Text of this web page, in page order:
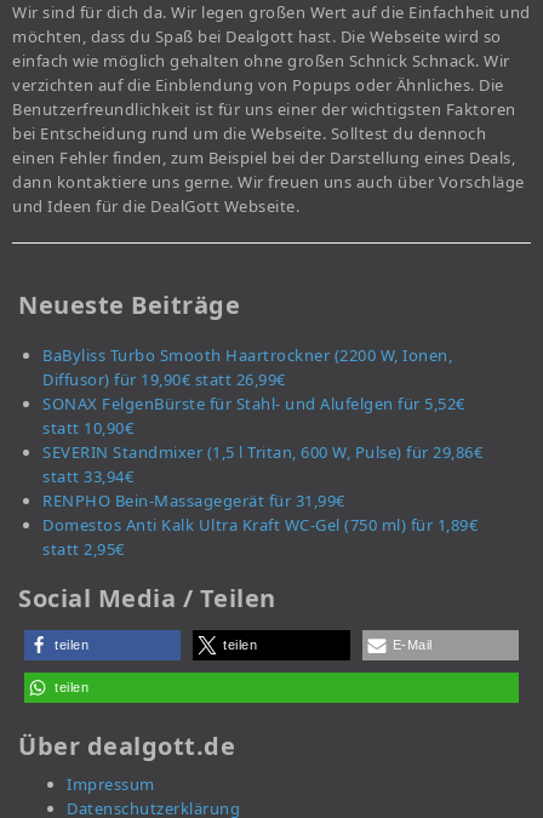
Wir sind für dich da. Wir legen großen Wert auf die Einfachheit und
möchten, dass du Spaß bei Dealgott hast. Die Webseite wird so
einfach wie möglich gehalten ohne großen Schnick Schnack. Wir
verzichten auf die Einblendung von Popups oder Ähnliches. Die
Benutzerfreundlichkeit ist für uns einer der wichtigsten Faktoren
bei Entscheidung rund um die Webseite. Solltest du dennoch
einen Fehler finden, zum Beispiel bei der Darstellung eines Deals,
dann kontaktiere uns gerne. Wir freuen uns auch über Vorschläge
und Ideen für die DealGott Webseite.
Neueste Beiträge
BaByliss Turbo Smooth Haartrockner (2200 W, Ionen,
Diffusor) für 19,90€ statt 26,99€
SONAX FelgenBürste für Stahl- und Alufelgen für 5,52€
statt 10,90€
SEVERIN Standmixer (1,5 l Tritan, 600 W, Pulse) für 29,86€
statt 33,94€
RENPHO Bein-Massagegerät für 31,99€
Domestos Anti Kalk Ultra Kraft WC-Gel (750 ml) für 1,89€
statt 2,95€
Social Media / Teilen
teilen teilen E-Mail
teilen
Über dealgott.de
Impressum
Datenschutzerklärung